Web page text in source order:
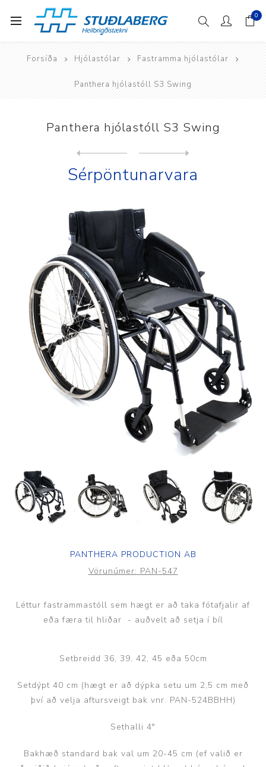
0
Forsíða Hjólastólar Fastramma hjólastólar
Panthera hjólastóll S3 Swing
Panthera hjólastóll S3 Swing
Sérpöntunarvara
PANTHERA PRODUCTION AB
Vörunúmer: PAN-547
Léttur fastrammastóll sem hægt er að taka fótafjalir af
eða færa til hliðar - auðvelt að setja í bíl
Setbreidd 36, 39, 42, 45 eða 50cm
Setdýpt 40 cm (hægt er að dýpka setu um 2,5 cm með
því að velja aftursveigt bak vnr. PAN-524BBHH)
Sethalli 4°
Bakhæð standard bak val um 20-45 cm (ef valið er